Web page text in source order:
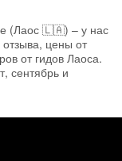
(Лаос 🇱🇦) – у нас
отзыва, цены от
от гидов Лаоса.
сентябрь и